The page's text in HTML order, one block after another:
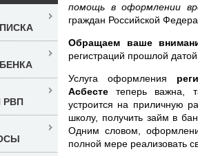
помощь в оформлении
граждан Российской
Обращаем ваше
регистраций прошлой
Услуга оформления
Асбестетеперь важна,
устроится на приличную
школу, получить займ в
Одним словом,
полной мере реализовать
РВП